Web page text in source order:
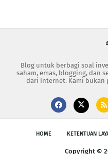
Blog untuk berbagi soal
saham, emas, blogging, dan
dari Internet. Kami bukan
HOME KETENTUAN
Copyright ©